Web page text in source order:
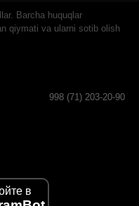
Barcha huquqlar
qiymati va ularni sotib olish
998 (71) 203-20-90
в